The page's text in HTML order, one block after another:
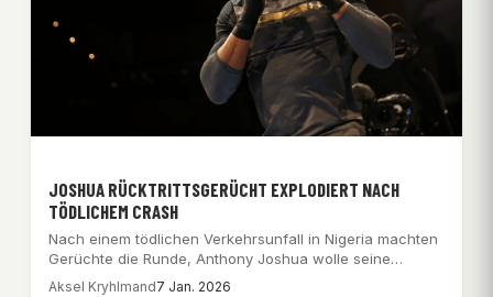
JOSHUA RÜCKTRITTSGERÜCHT EXPLODIERT NACH
TÖDLICHEM CRASH
Nach einem tödlichen Verkehrsunfall in Nigeria machten
Gerüchte die Runde, Anthony Joshua wolle seine
Boxkarriere…
Aksel Kryhlmand7 Jan. 2026